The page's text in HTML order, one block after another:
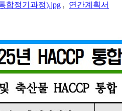
합정기과정).jpg , 연간계획서